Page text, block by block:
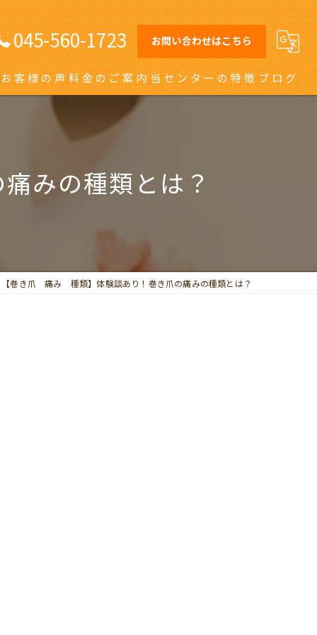
045-560-1723 お問い合わせはこちら
お客様の声料金のご案内当センターの特徴
川崎の巻き爪
ブログ
みの種類とは？
【巻き爪 痛み 種類】体験談あり！巻き爪の痛みの種類とは？